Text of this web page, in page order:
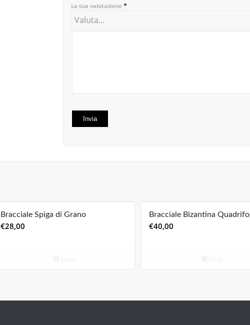
La tua valutazione *
Bracciale Spiga di Grano
€28,00
Bracciale Bizantina
€40,00